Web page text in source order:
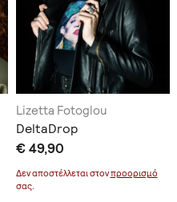
Lizetta Fotoglou
DeltaDrop
€ 49,90
Δεν αποστέλλεται στονπροορισμό
σας.